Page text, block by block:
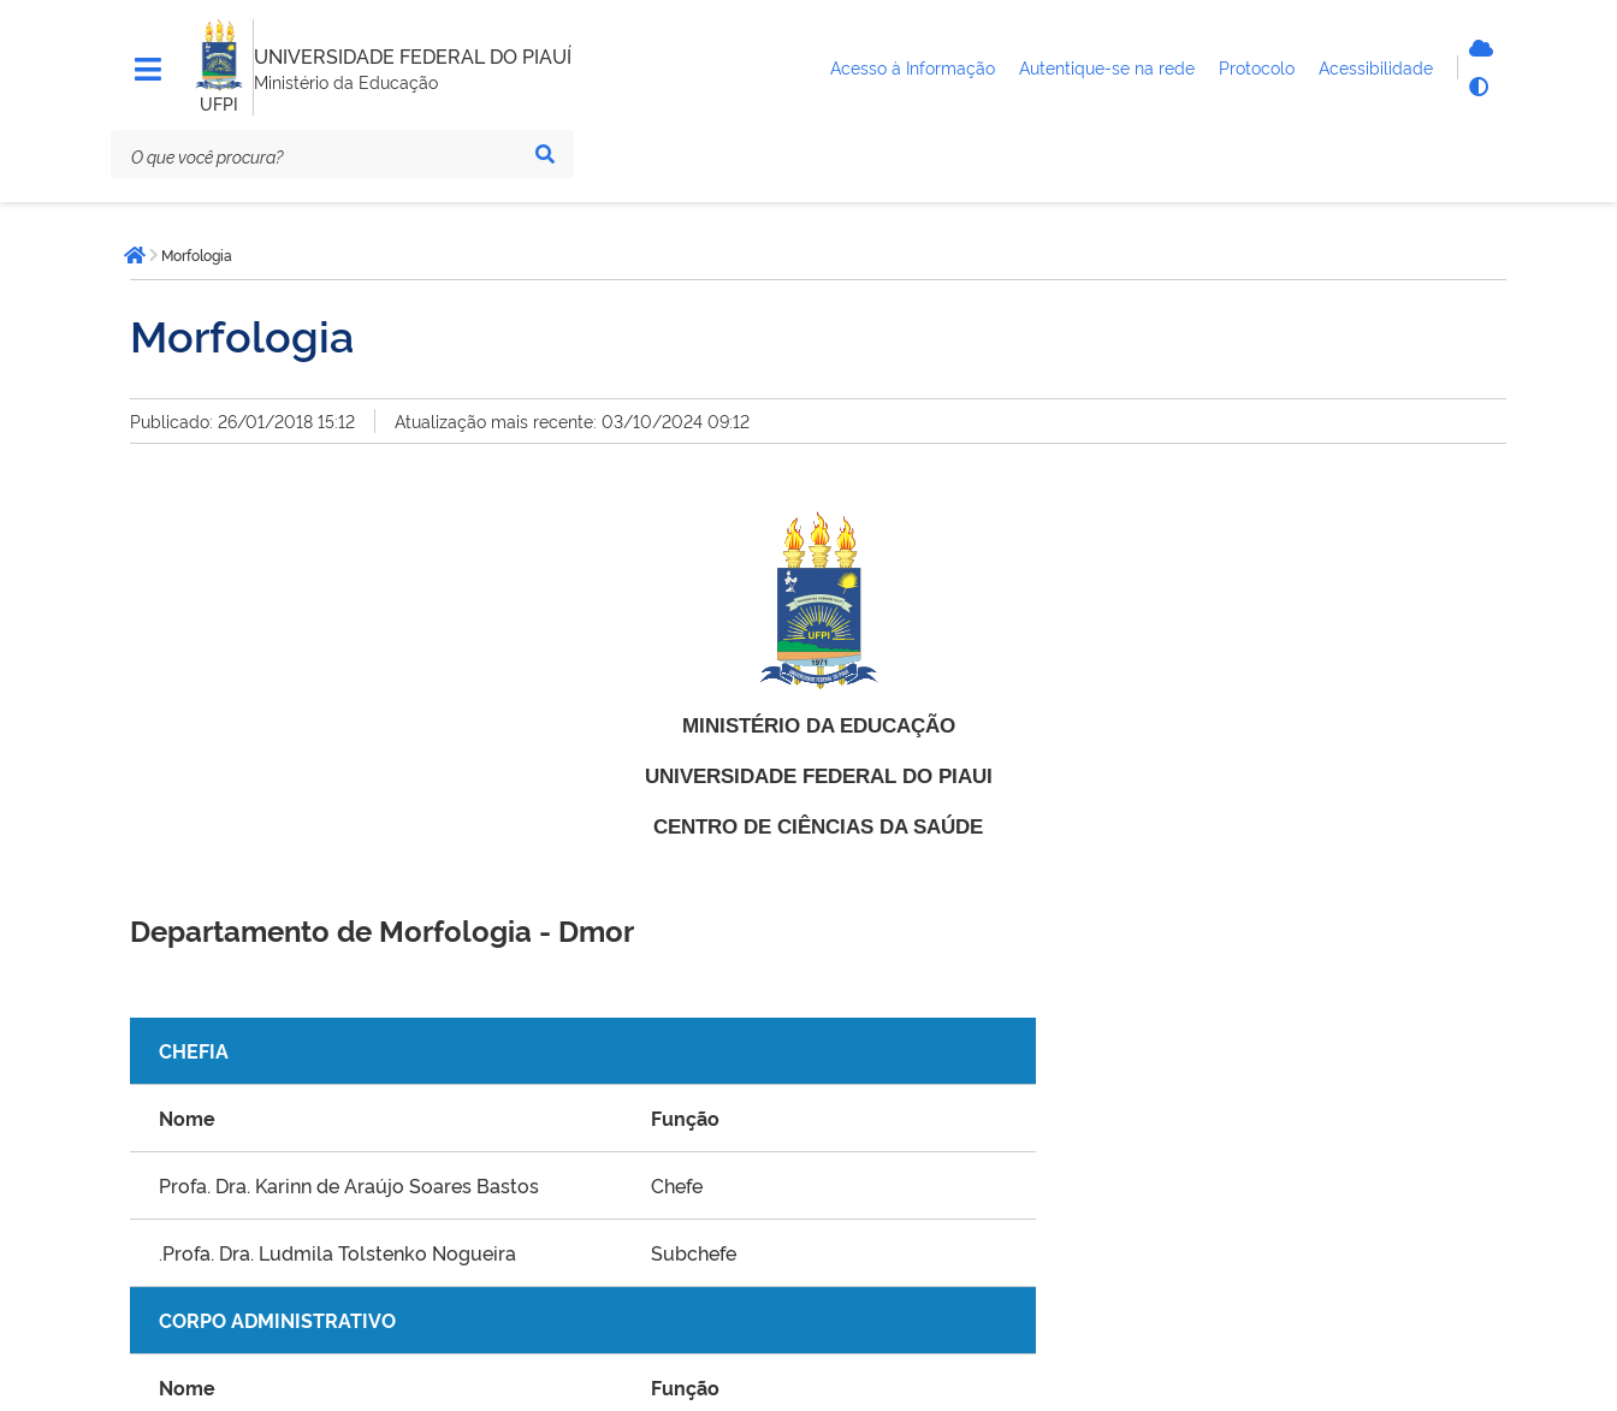
UFPI
UNIVERSIDADE FEDERAL DO PIAUÍ
Ministério da Educação
Acesso à Informação Autentique-se na rede Protocolo Acessibilidade
está
aqui:Página inicial
Morfologia
Morfologia
Publicado: 26/01/2018 15:12 Atualização mais recente: 03/10/2024 09:12
MINISTÉRIO DA EDUCAÇÃO
UNIVERSIDADE FEDERAL DO PIAUI
CENTRO DE CIÊNCIAS DA SAÚDE
Departamento de Morfologia - Dmor
CHEFIA
Nome Função
Profa. Dra. Karinn de Araújo Soares Bastos Chefe
.Profa. Dra. Ludmila Tolstenko Nogueira Subchefe
CORPO ADMINISTRATIVO
Nome Função